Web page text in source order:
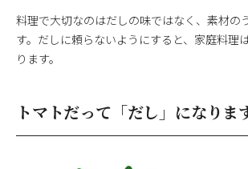
料理で大切なのはだしの味ではなく、素材の
す。だしに頼らないようにすると、家庭料理
ります。
トマトだって「だし」になりま